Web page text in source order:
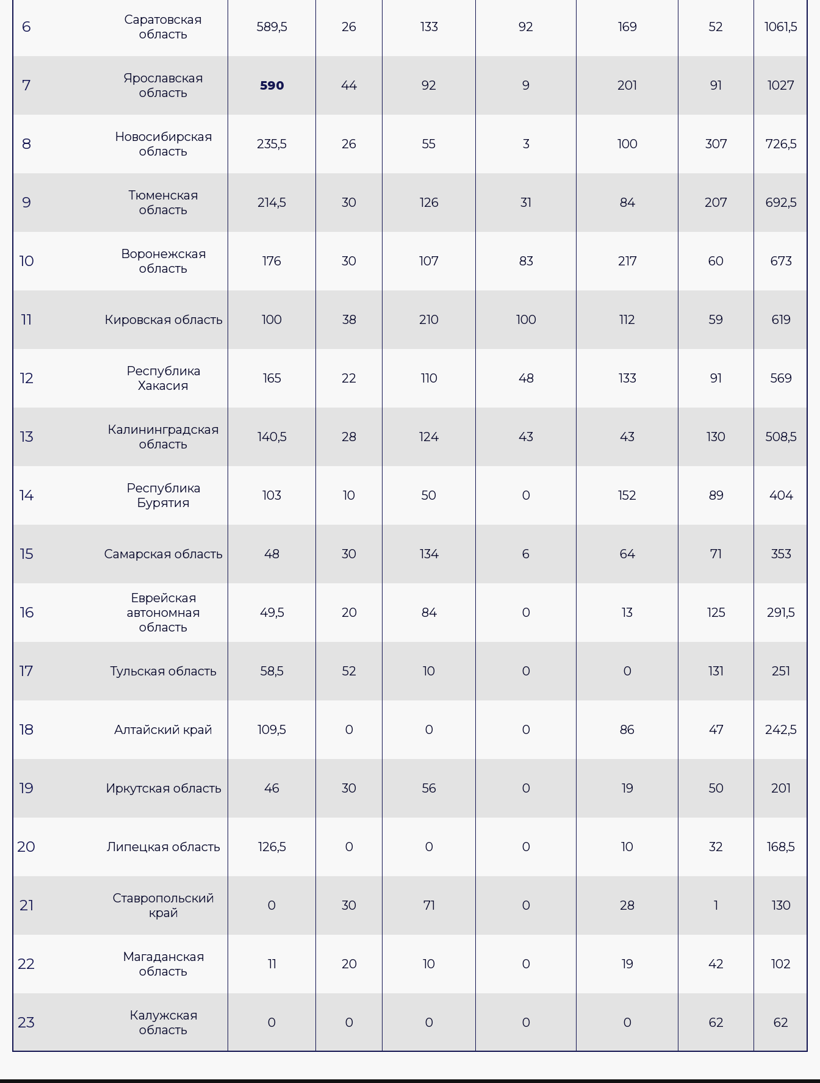
6
Саратовская
область
589,5 26 133 92 169 52 1061,5
7
Ярославская
область
590 44 92 9 201 91 1027
8
Новосибирская
область
235,5 26 55 3 100 307 726,5
9
Тюменская
область
214,5 30 126 31 84 207 692,5
10
Воронежская
область
176 30 107 83 217 60 673
11 Кировская область 100 38 210 100 112 59 619
12
Республика
Хакасия
165 22 110 48 133 91 569
13
Калининградская
область
140,5 28 124 43 43 130 508,5
14
Республика
Бурятия
103 10 50 0 152 89 404
15 Самарская область 48 30 134 6 64 71 353
16
Еврейская
автономная
область
49,5 20 84 0 13 125 291,5
17 Тульская область 58,5 52 10 0 0 131 251
18 Алтайский край 109,5 0 0 0 86 47 242,5
19 Иркутская область 46 30 56 0 19 50 201
20 Липецкая область 126,5 0 0 0 10 32 168,5
21
Ставропольский
край
0 30 71 0 28 1 130
22
Магаданская
область
11 20 10 0 19 42 102
23
Калужская
область
0 0 0 0 0 62 62